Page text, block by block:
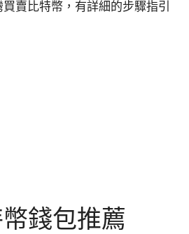
賣比特幣，有詳細的步驟指引
錢包推薦